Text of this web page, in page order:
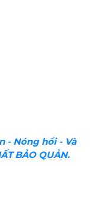
- Nóng hổi - Và
BẢO QUẢN.